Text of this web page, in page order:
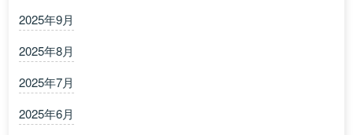
2025年9月
2025年8月
2025年7月
2025年6月